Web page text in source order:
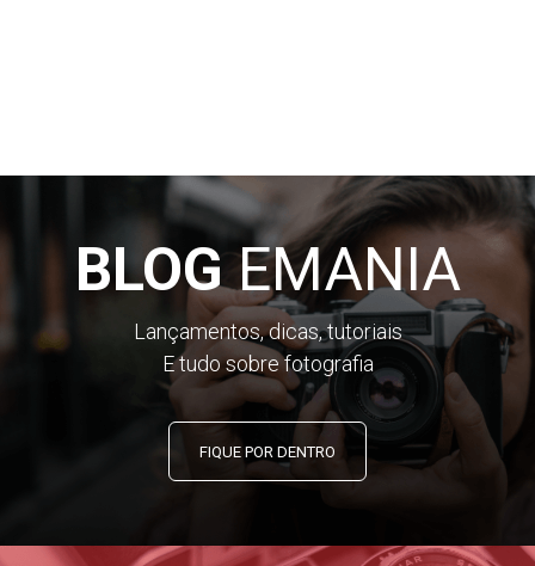
BLOGEMANIA
Lançamentos, dicas, tutoriais
E tudo sobre fotografia
FIQUE POR DENTRO